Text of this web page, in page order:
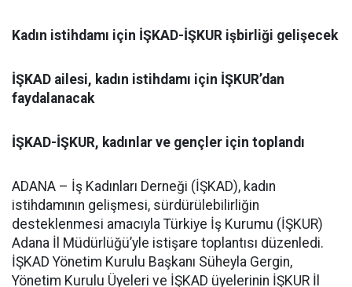
Kadın istihdamı için İŞKAD-İŞKUR işbirliği gelişecek
İŞKAD ailesi, kadın istihdamı için İŞKUR’dan
faydalanacak
İŞKAD-İŞKUR, kadınlar ve gençler için toplandı
ADANA – İş Kadınları Derneği (İŞKAD), kadın
istihdamının gelişmesi, sürdürülebilirliğin
desteklenmesi amacıyla Türkiye İş Kurumu (İŞKUR)
Adana İl Müdürlüğü’yle istişare toplantısı düzenledi.
İŞKAD Yönetim Kurulu Başkanı Süheyla Gergin,
Yönetim Kurulu Üyeleri ve İŞKAD üyelerinin İŞKUR İl